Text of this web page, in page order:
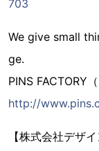
703
We give small
ge.
PINS FACTORY
http://
【株式会社デザ